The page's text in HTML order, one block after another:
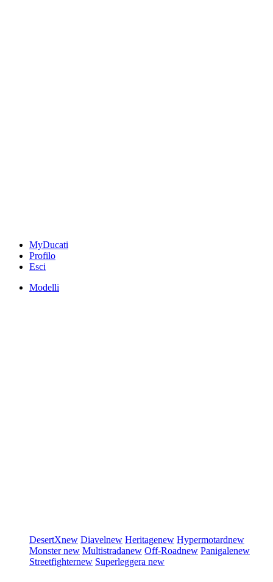
MyDucati
Profilo
Esci
Modelli
DesertXnew Diavelnew Heritagenew Hypermotardnew
Monsternew Multistradanew Off-Roadnew Panigalenew
Streetfighternew Superleggera new